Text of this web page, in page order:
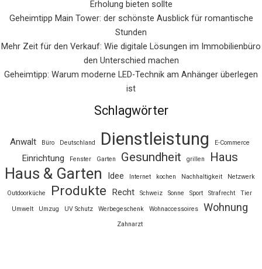
Erholung bieten sollte
Geheimtipp Main Tower: der schönste Ausblick für romantische
Stunden
Mehr Zeit für den Verkauf: Wie digitale Lösungen im Immobilienbüro
den Unterschied machen
Geheimtipp: Warum moderne LED-Technik am Anhänger überlegen
ist
Schlagwörter
Anwalt Büro Deutschland Dienstleistung E-Commerce
Einrichtung Fenster Garten Gesundheit grillen Haus
Haus & Garten Idee Internet kochen Nachhaltigkeit Netzwerk
Outdoorküche Produkte Recht Schweiz Sonne Sport Strafrecht Tier
Umwelt Umzug UV Schutz Werbegeschenk Wohnaccessoires Wohnung
Zahnarzt